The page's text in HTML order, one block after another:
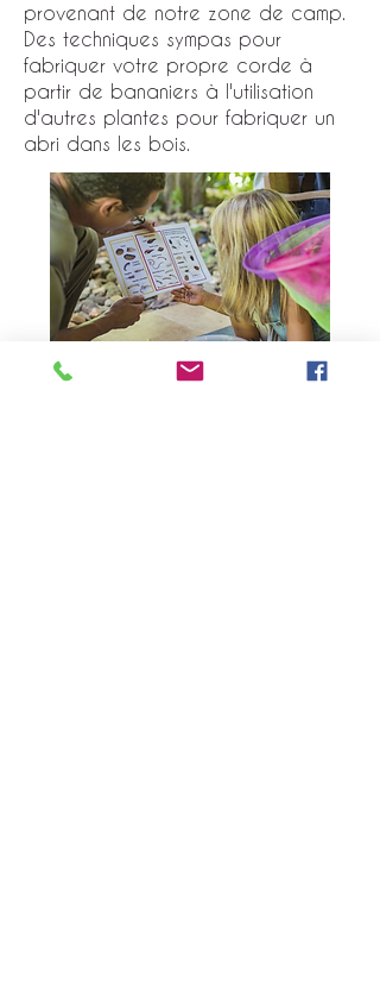
provenant de notre zone de camp.
Des techniques sympas pour
fabriquer votre propre corde à
partir de bananiers à l'utilisation
d'autres plantes pour fabriquer un
abri dans les bois.